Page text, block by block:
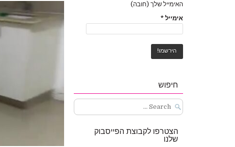
האימייל שלך (חובה)
אימייל *
חיפוש
Search
for:
הצטרפו לקבוצת הפייסבוק
שלנו